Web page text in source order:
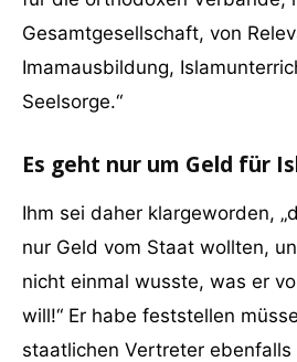
Gesamtgesellschaft, von
Imamausbildung,
Seelsorge.“
Es geht nur um Geld für
Ihm sei daher klargeworden,
nur Geld vom Staat wollten,
nicht einmal wusste, was er
will!“ Er habe feststellen
staatlichen Vertreter ebenfalls